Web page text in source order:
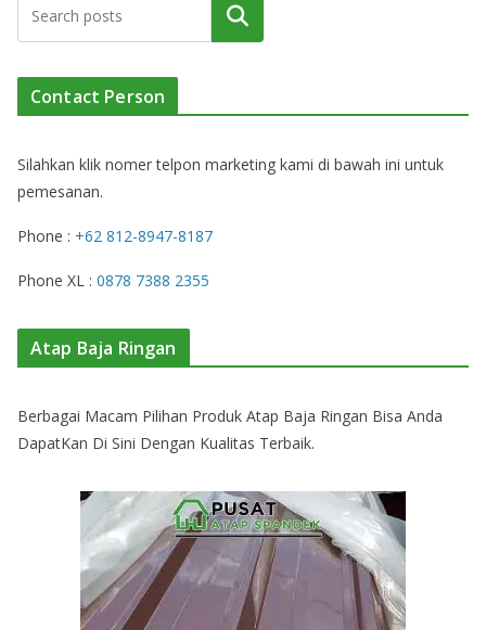
Cari
Contact Person
Silahkan klik nomer telpon marketing kami di bawah ini untuk
pemesanan.
Phone : +62 812-8947-8187
Phone XL : 0878 7388 2355
Atap Baja Ringan
Berbagai Macam Pilihan Produk Atap Baja Ringan Bisa Anda
DapatKan Di Sini Dengan Kualitas Terbaik.